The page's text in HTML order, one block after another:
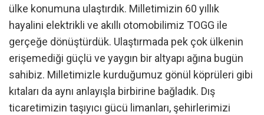
ülke konumuna ulaştırdık. Milletimizin 60 yıllık
hayalini elektrikli ve akıllı otomobilimiz TOGG ile
gerçeğe dönüştürdük. Ulaştırmada pek çok ülkenin
erişemediği güçlü ve yaygın bir altyapı ağına bugün
sahibiz. Milletimizle kurduğumuz gönül köprüleri gibi
kıtaları da aynı anlayışla birbirine bağladık. Dış
ticaretimizin taşıyıcı gücü limanları, şehirlerimizi